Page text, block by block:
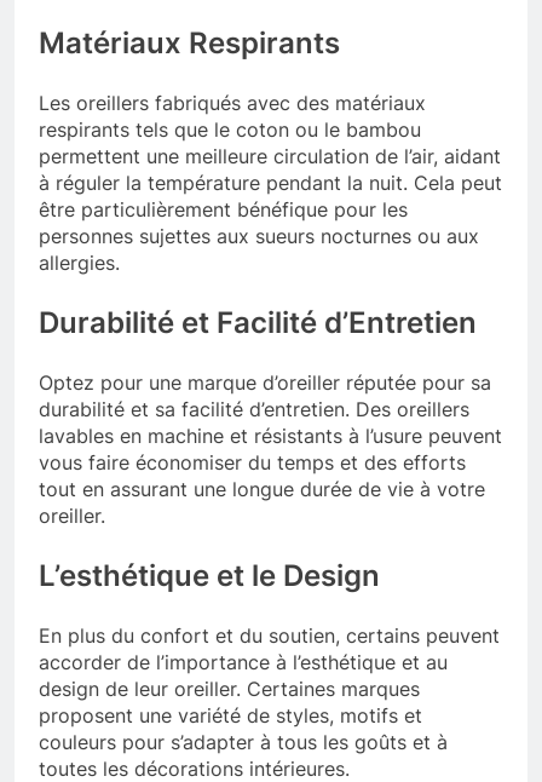
Matériaux Respirants
Les oreillers fabriqués avec des matériaux
respirants tels que le coton ou le bambou
permettent une meilleure circulation de l’air, aidant
à réguler la température pendant la nuit. Cela peut
être particulièrement bénéfique pour les
personnes sujettes aux sueurs nocturnes ou aux
allergies.
Durabilité et Facilité d’Entretien
Optez pour une marque d’oreiller réputée pour sa
durabilité et sa facilité d’entretien. Des oreillers
lavables en machine et résistants à l’usure peuvent
vous faire économiser du temps et des efforts
tout en assurant une longue durée de vie à votre
oreiller.
L’esthétique et le Design
En plus du confort et du soutien, certains peuvent
accorder de l’importance à l’esthétique et au
design de leur oreiller. Certaines marques
proposent une variété de styles, motifs et
couleurs pour s’adapter à tous les goûts et à
toutes les décorations intérieures.